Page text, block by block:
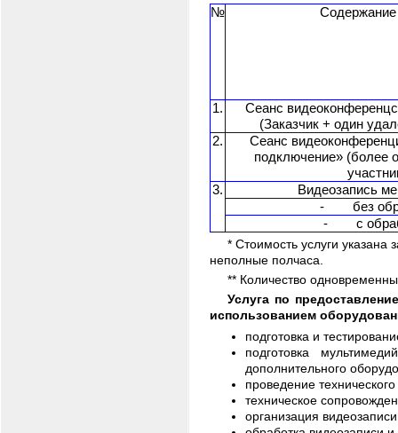
№ Содержание
1.
Сеанс
(Заказчик + один
2.
Сеанс
подключение» (более
3.
Видеозапись
- без
- с
* Стоимость услуги
неполные полчаса.
** Количество
Услуга по
использованием
подготовка и
подготовка
дополнительного
проведение
техническое
организация